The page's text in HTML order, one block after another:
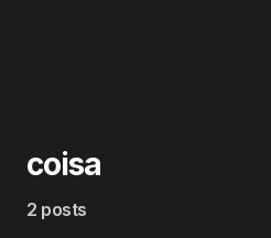
coisa
2 posts